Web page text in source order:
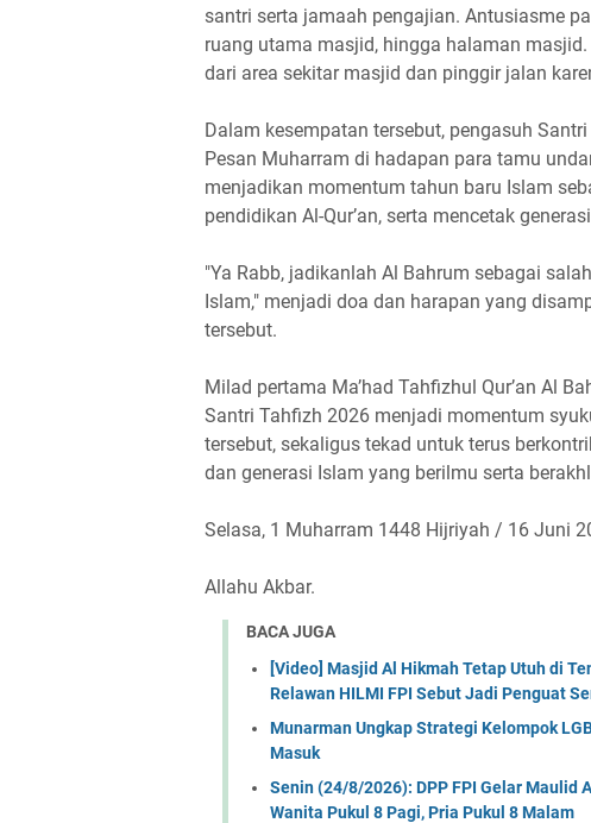
santri serta jamaah pengajian. Antusiasme
ruang utama masjid, hingga halaman
dari area sekitar masjid dan pinggir jalan
Dalam kesempatan tersebut, pengasuh
Pesan Muharram di hadapan para tamu
menjadikan momentum tahun baru Islam
pendidikan Al-Qur’an, serta mencetak
"Ya Rabb, jadikanlah Al Bahrum sebagai
Islam," menjadi doa dan harapan yang
tersebut.
Milad pertama Ma’had Tahfizhul Qur’an Al
Santri Tahfizh 2026 menjadi momentum
tersebut, sekaligus tekad untuk terus
dan generasi Islam yang berilmu serta
Selasa, 1 Muharram 1448 Hijriyah / 16 Juni
Allahu Akbar.
BACA JUGA
[Video] Masjid Al Hikmah Tetap Utuh di
Relawan HILMI FPI Sebut Jadi Penguat
Munarman Ungkap Strategi Kelompok
Masuk
Senin (24/8/2026): DPP FPI Gelar Maulid
Wanita Pukul 8 Pagi, Pria Pukul 8 Malam